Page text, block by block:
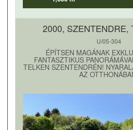
2000, SZENTENDRE,
U/05-304
ÉPÍTSEN MAGÁNAK
FANTASZTIKUS
TELKEN SZENTENDRÉN!
AZ